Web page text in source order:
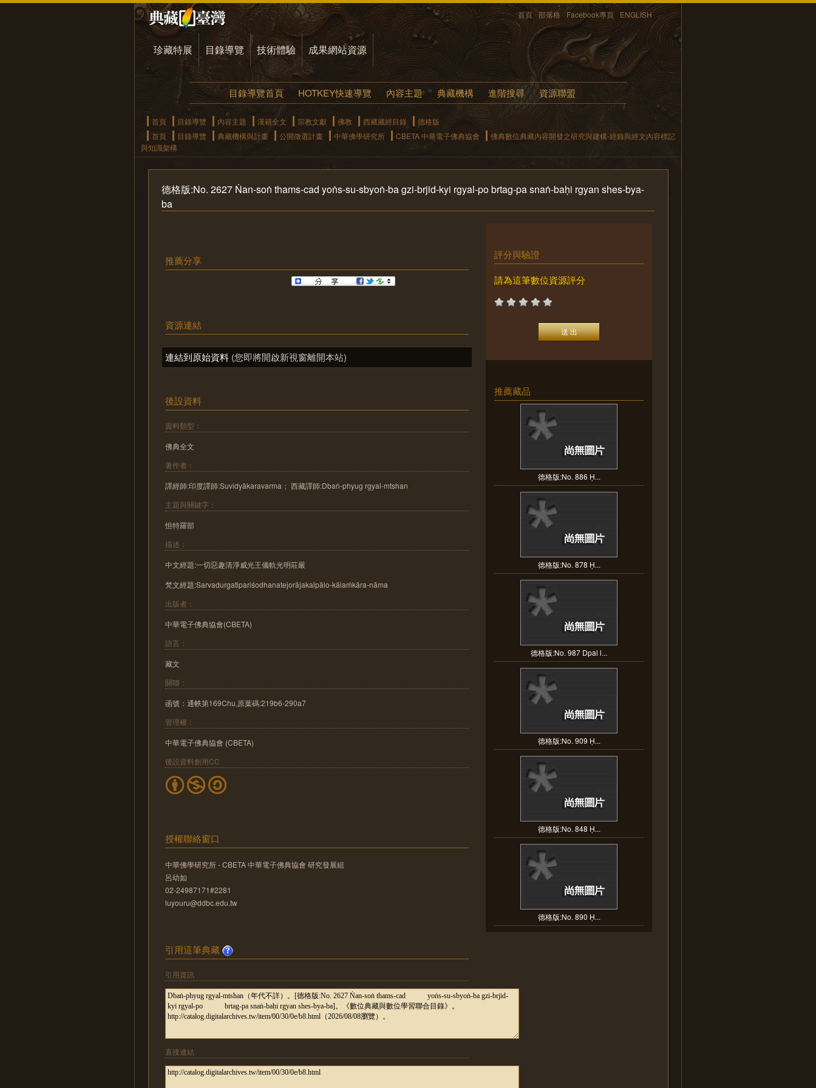
首頁 部落格 Facebook專頁 ENGLISH
珍藏特展 目錄導覽 技術體驗 成果網站資源
目錄導覽首頁 HOTKEY快速導覽 內容主題 典藏機構 進階搜尋 資源聯盟
首頁 目錄導覽 內容主題 漢籍全文 宗教文獻 佛教 西藏藏經目錄
德格版
首頁
目錄導覽 典藏機構與計畫 公開徵選計畫 中華佛學研究所 CBETA 中華電子佛典協會
佛典數位典藏內容開發之研究與建構-經錄與經文內容標記
與知識架構
德格版:No. 2627 Ṅan-soṅ thams-cad yoṅs-su-sbyoṅ-ba gzi-brjid-kyi rgyal-po brtag-pa snaṅ-baḥi rgyan shes-bya-
ba
推薦分享
資源連結
連結到原始資料 (您即將開啟新視窗離開本站)
後設資料
資料類型：
佛典全文
著作者：
譯經師:印度譯師:Suvidyākaravarma； 西藏譯師:Dbaṅ-phyug rgyal-mtshan
主題與關鍵字：
怛特羅部
描述：
中文經題:一切惡趣清淨威光王儀軌光明莊嚴
梵文經題:Sarvadurgatipariśodhanatejorājakalpālo-kālaṁkāra-nāma
出版者：
中華電子佛典協會(CBETA)
語言：
藏文
關聯：
函號：通帙第169Chu,原葉碼:219b6-290a7
管理權：
中華電子佛典協會 (CBETA)
後設資料創用CC
授權聯絡窗口
中華佛學研究所 - CBETA 中華電子佛典協會 研究發展組
呂幼如
02-24987171#2281
luyouru@ddbc.edu.tw
引用這筆典藏
引用資訊
直接連結
評分與驗證
請為這筆數位資源評分
推薦藏品
德格版:No. 886 Ḥ...
德格版:No. 878 Ḥ...
德格版:No. 987 Dpal l...
德格版:No. 909 Ḥ...
德格版:No. 848 Ḥ...
德格版:No. 890 Ḥ...